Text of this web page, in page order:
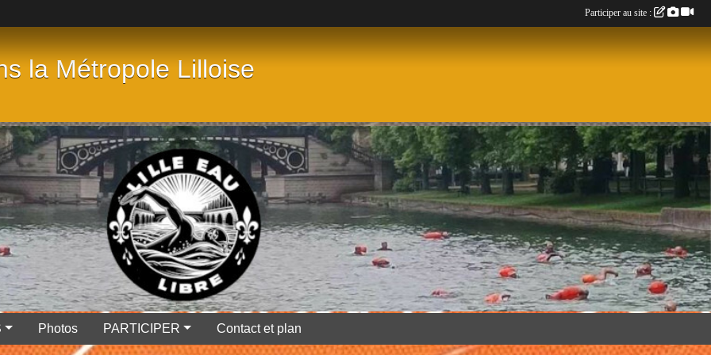
la Métropole Lilloise
Photos PARTICIPER Contact et plan
Participer au site :